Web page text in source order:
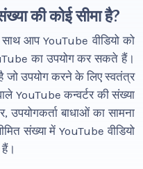
की कोई सीमा है?
आप YouTube वीडियो को
का उपयोग कर सकते हैं।
उपयोग करने के लिए स्वतंत्र
YouTube कन्वर्टर की संख्या
उपयोगकर्ता बाधाओं का सामना
संख्या में YouTube वीडियो